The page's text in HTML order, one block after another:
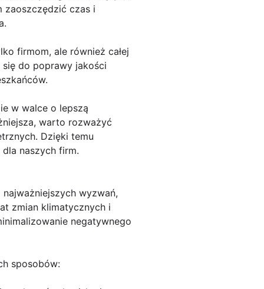
zaoszczędzić czas i
firmom, ale również całej
się do poprawy jakości
w walce o lepszą
warto rozważyć
Dzięki temu
naszych firm.
wyzwań,
zmian klimatycznych i
negatywnego
sposobów: